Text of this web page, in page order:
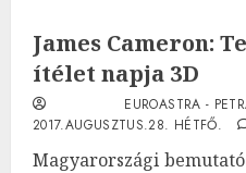
James Cameron:
ítélet napja 3D
EUROASTRA -
2017.AUGUSZTUS.28. HÉTFŐ.
Magyarországi